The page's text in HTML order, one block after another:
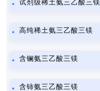
试剂级稀土氨三乙酸三镁
高纯稀土氨三乙酸三镁
含镧氨三乙酸三镁
含铈氨三乙酸三镁